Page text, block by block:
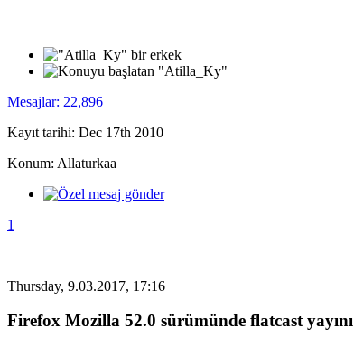
Mesajlar: 22,896
Kayıt tarihi: Dec 17th 2010
Konum: Allaturkaa
1
Thursday, 9.03.2017, 17:16
Firefox Mozilla 52.0 sürümünde flatcast yayını